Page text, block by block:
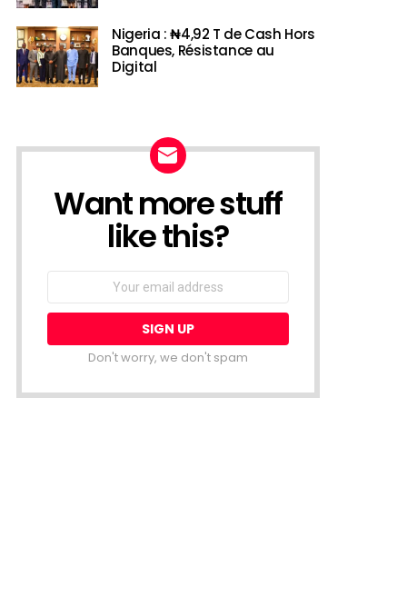
Nigeria : ₦4,92 T de Cash Hors
Banques, Résistance au
Digital
NEWSLETTER
Want more stuff
like this?
Email
Don't worry, we don't spam